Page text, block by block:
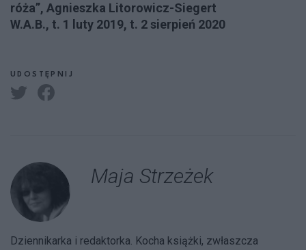
róża”, Agnieszka Litorowicz-Siegert
W.A.B., t. 1 luty 2019, t. 2 sierpień 2020
UDOSTĘPNIJ
Maja Strzeżek
Dziennikarka i redaktorka. Kocha książki, zwłaszcza